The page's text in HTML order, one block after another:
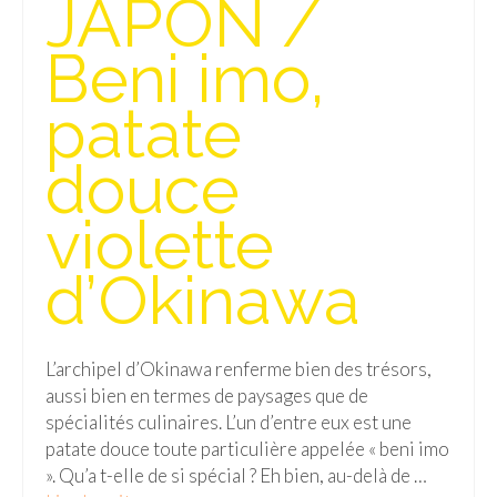
Isla del Sol
Lac Titicaca
Salar d’Uyuni
Chili
Paraguay
Pérou
Machu Picchu
ASIE
Chine
JAPON /
Beni imo,
patate
douce
violette
d’Okinawa
L’archipel d’Okinawa renferme bien des trésors,
aussi bien en termes de paysages que de
spécialités culinaires. L’un d’entre eux est une
patate douce toute particulière appelée « beni imo
». Qu’a t-elle de si spécial ? Eh bien, au-delà de …